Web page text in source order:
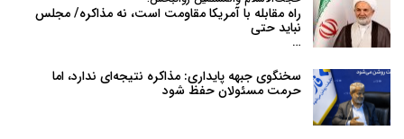
راه مقابله با آمریکا مقاومت است، نه مذاکره/ مجلس
نباید حتی
…
سخنگوی جبهه پایداری: مذاکره نتیجه‌ای ندارد، اما
حرمت مسئولان حفظ شود